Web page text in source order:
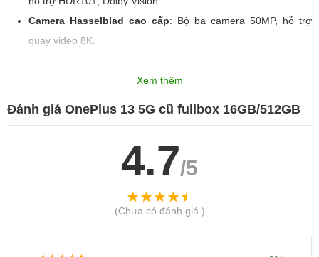
Camera Hasselblad cao cấp: Bộ ba camera 50MP, hỗ trợ
quay video 8K.
phong cách và sự hiện đại cho người dùng.
Xem thêm
Đánh giá OnePlus 13 5G cũ fullbox 16GB/512GB
4.7/5
(Chưa có đánh giá )